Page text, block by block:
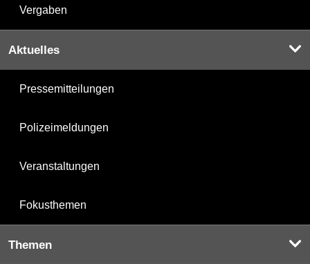
Vergaben
Aktuelles
Pressemitteilungen
Polizeimeldungen
Veranstaltungen
Fokusthemen
Themen